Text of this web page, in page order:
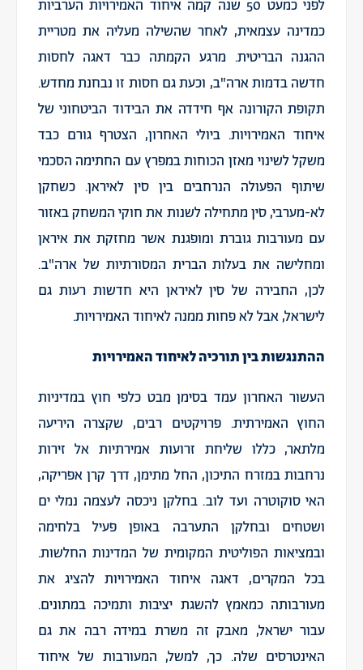
לפני כמעט 50 שנה קמה איחוד האמירויות הערביות
כמדינה עצמאית, לאחר שהשילה מעליה את מטריית
ההגנה הבריטית. מרגע הקמתה כבר דאגה לחסות
חדשה בדמות ארה"ב, וכעת גם חסות זו נבחנת מחדש.
תקופת הקורונה אף חידדה את הבידוד הביטחוני של
איחוד האמירויות. ביולי האחרון, הצטרף גורם כבד
משקל לשינוי מאזן הכוחות במפרץ עם החתימה הסכמי
שיתוף הפעולה הנרחבים בין סין לאיראן. כשחקן
לא-מערבי, סין מתחילה לשנות את חוקי המשחק באזור
עם מעורבות גוברת ומופגנת אשר מחזקת את איראן
ומחלישה את בעלות הברית המסורתיות של ארה"ב.
לכן, החבירה של סין לאיראן היא חדשות רעות גם
לישראל, אבל לא פחות ממנה לאיחוד האמירויות.
ההתנגשות בין תורכיה לאיחוד האמירויות
העשור האחרון עמד בסימן מבט כלפי חוץ במדיניות
החוץ האמירתית. פרויקטים רבים, שקצרה היריעה
מלתאר, כללו שליחת זרועות אמירתיות אל זירות
נרחבות במזרח התיכון, החל מתימן, דרך קרן אפריקה,
האי סוקוטרה ועד לוב. בחלקן ניכסה לעצמה נמלי ים
ושטחים ובחלקן התערבה באופן פעיל בלחימה
ובמציאות הפוליטית המקומית של המדינות החלשות.
בכל המקרים, דאגה איחוד האמירויות להציג את
מעורבותה כמאמץ להשגת יציבות ותמיכה במתונים.
עבור ישראל, מאבק זה משרת במידה רבה את גם
האינטרסים שלה. כך, למשל, המעורבות של איחוד